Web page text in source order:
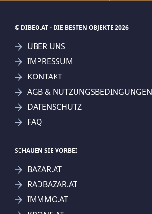
© DIBEO.AT - DIE BESTEN OBJEKTE 2026
ÜBER UNS
IMPRESSUM
KONTAKT
AGB & NUTZUNGSBEDINGUNGEN
DATENSCHUTZ
FAQ
SCHAUEN SIE VORBEI
BAZAR.AT
RADBAZAR.AT
IMMMO.AT